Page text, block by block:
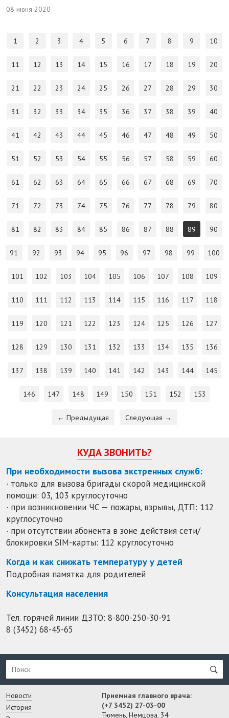
08 июня 2020
1 2 3 4 5 6 7 8 9 10
11 12 13 14 15 16 17 18 19 20
21 22 23 24 25 26 27 28 29 30
31 32 33 34 35 36 37 38 39 40
41 42 43 44 45 46 47 48 49 50
51 52 53 54 55 56 57 58 59 60
61 62 63 64 65 66 67 68 69 70
71 72 73 74 75 76 77 78 79 80
81 82 83 84 85 86 87 88 89 90
91 92 93 94 95 96 97 98 99 100
101 102 103 104 105 106 107 108 109
110 111 112 113 114 115 116 117 118
119 120 121 122 123 124 125 126 127
128 129 130 131 132 133 134 135 136
137 138 139 140 141 142 143 144 145
146 147 148 149 150 151 152 153
← Предыдущая Следующая →
КУДА ЗВОНИТЬ?
При необходимости вызова экстренных служб:
· только для вызова бригады скорой медицинской
помощи: 03, 103 круглосуточно
· при возникновении ЧС — пожары, взрывы, ДТП: 112
круглосуточно
· при отсутствии абонента в зоне действия сети/
блокировки SIM-карты: 112 круглосуточно
Когда и как снижать температуру у детей
Подробная памятка для родителей
Консультация населения
Тел. горячей линии ДЗТО: 8-800-250-30-91
8 (3452) 68-45-65
Новости
История
Приемная главного врача:
(+7 3452) 27-03-00
Тюмень, Немцова, 34